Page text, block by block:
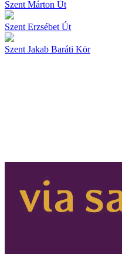
Szent Márton Út
Szent Erzsébet Út
Szent Jakab Baráti Kör